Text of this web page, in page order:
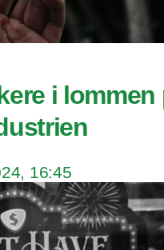
i lommen
16:45